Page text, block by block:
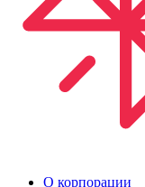
О корпорации